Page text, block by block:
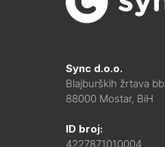
Sync d.o.o.
Blajburških žrtava bb
88000 Mostar, BiH
ID broj:
4227871010004